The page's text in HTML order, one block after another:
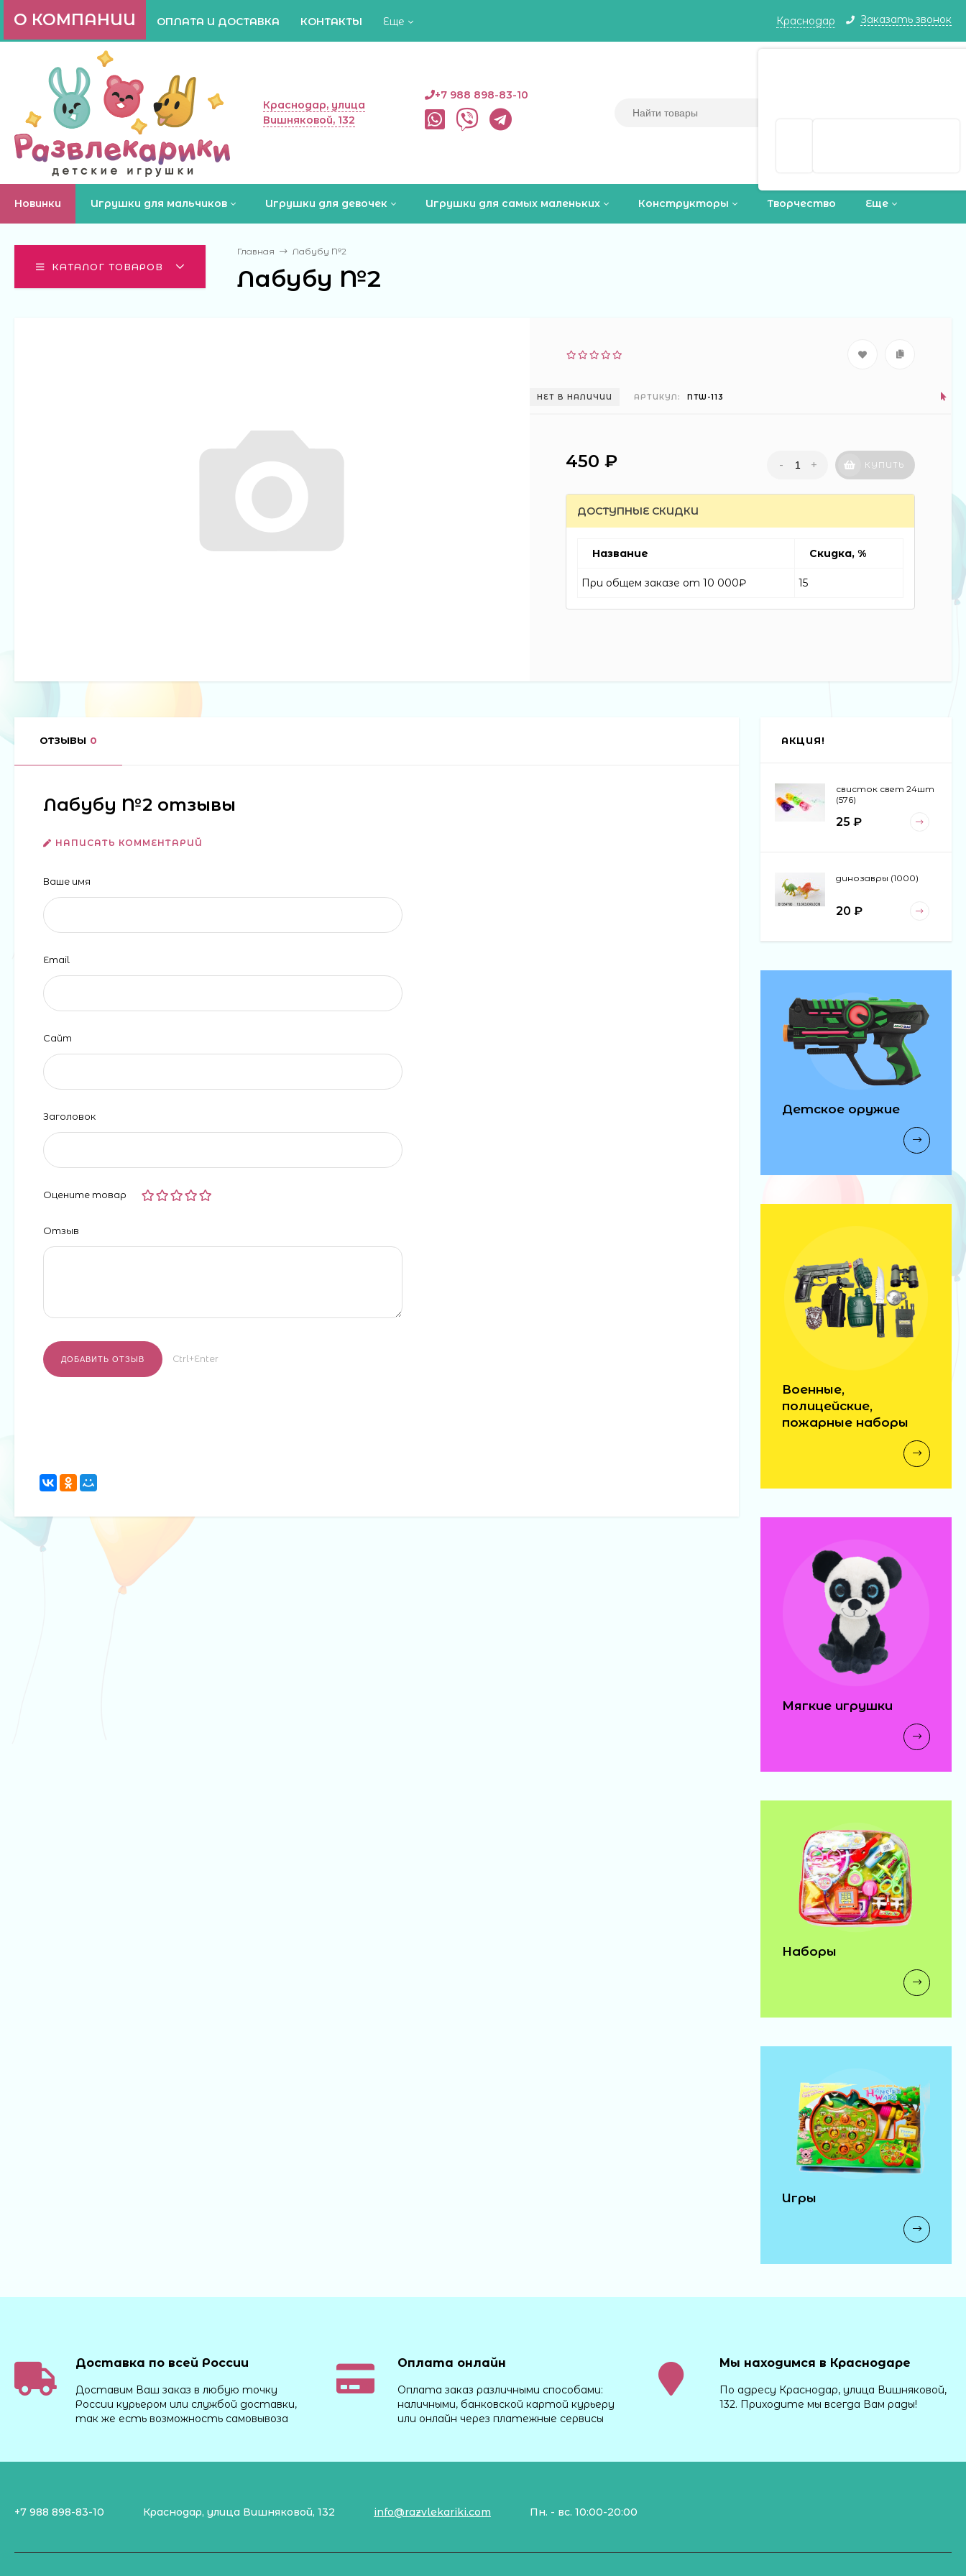
Краснодар Заказать звонок
О КОМПАНИИ ОПЛАТА И ДОСТАВКА КОНТАКТЫ Еще
Краснодар, улица
Вишняковой, 132
+7 988 898-83-10
Новинки Игрушки для мальчиков Игрушки для девочек Игрушки для самых маленьких Конструкторы Творчество Еще
КАТАЛОГ ТОВАРОВ
Главная Лабубу №2
Лабубу №2
НЕТ В НАЛИЧИИ АРТИКУЛ: NTW-113
450 ₽ - + КУПИТЬ
ДОСТУПНЫЕ СКИДКИ
Название Скидка, %
При общем заказе от 10 000₽ 15
ОТЗЫВЫ 0
Лабубу №2 отзывы
НАПИСАТЬ КОММЕНТАРИЙ
Ваше имя
Email
Сайт
Заголовок
Оцените товар
Отзыв
Ctrl+Enter
АКЦИЯ!
свисток свет 24шт
(576)
25 ₽
динозавры (1000)
20 ₽
Детское оружие
Военные,
полицейские,
пожарные наборы
Мягкие игрушки
Наборы
Игры
Доставка по всей России
Доставим Ваш заказ в любую точку
России курьером или службой доставки,
так же есть возможность самовывоза
Оплата онлайн
Оплата заказ различными способами:
наличными, банковской картой курьеру
или онлайн через платежные сервисы
Мы находимся в Краснодаре
По адресу Краснодар, улица Вишняковой,
132. Приходите мы всегда Вам рады!
+7 988 898-83-10 Краснодар, улица Вишняковой, 132 info@razvlekariki.com Пн. - вс. 10:00-20:00